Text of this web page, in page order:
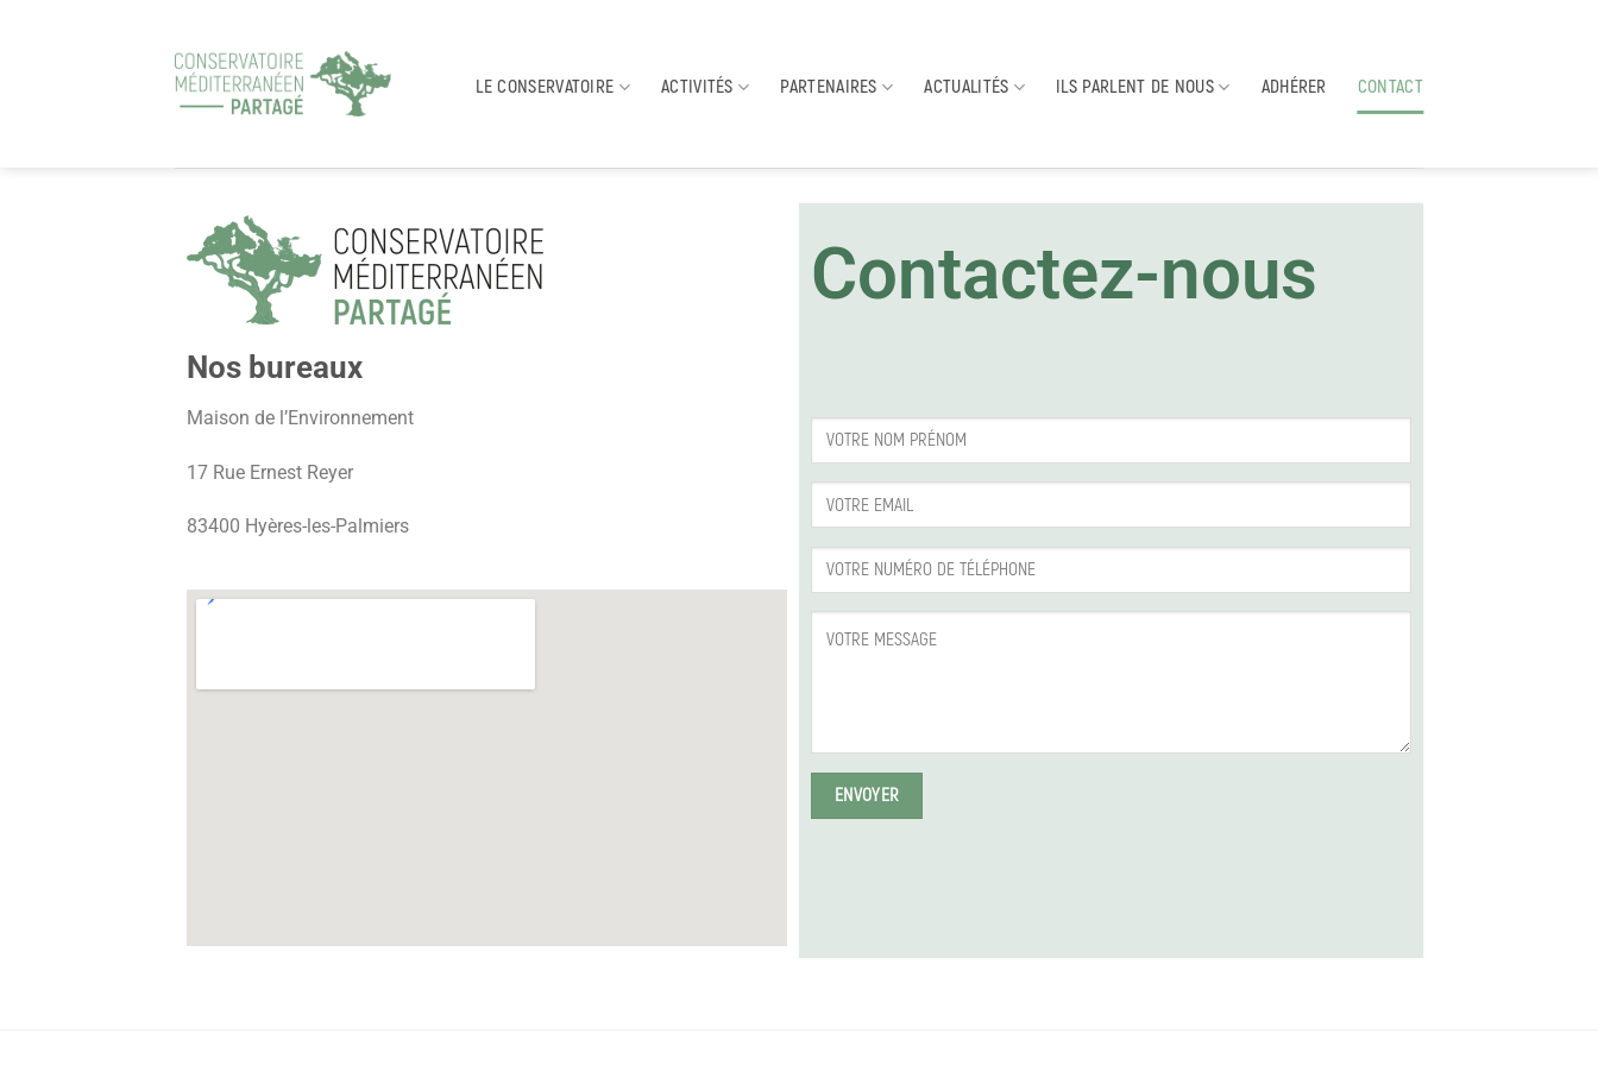
LE CONSERVATOIRE ACTIVITÉS PARTENAIRES ACTUALITÉS ILS PARLENT DE NOUS ADHÉRER CONTACT
Nos bureaux
Maison de l’Environnement
17 Rue Ernest Reyer
83400 Hyères-les-Palmiers
Contactez-nous